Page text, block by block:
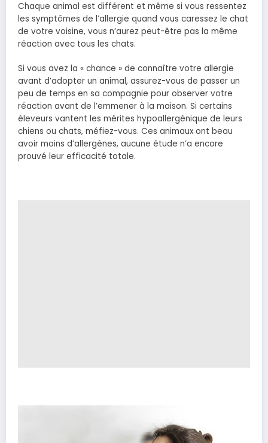
Chaque animal est différent et même si vous ressentez
les symptômes de l’allergie quand vous caressez le chat
de votre voisine, vous n’aurez peut-être pas la même
réaction avec tous les chats.
Si vous avez la « chance » de connaître votre allergie
avant d’adopter un animal, assurez-vous de passer un
peu de temps en sa compagnie pour observer votre
réaction avant de l’emmener à la maison. Si certains
éleveurs vantent les mérites hypoallergénique de leurs
chiens ou chats, méfiez-vous. Ces animaux ont beau
avoir moins d’allergènes, aucune étude n’a encore
prouvé leur efficacité totale.